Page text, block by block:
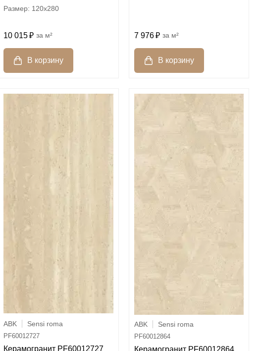
120x280
10 015 м² 7 976 м²
ABK Sensi roma
PF60012727
Керамогранит PF60012727
ABK Sensi roma
PF60012864
Керамогранит PF60012864